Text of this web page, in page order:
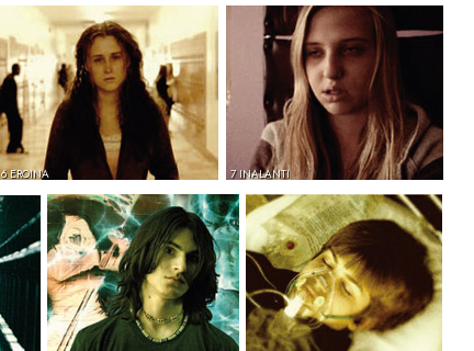
6 EROINA 7 INALANTI